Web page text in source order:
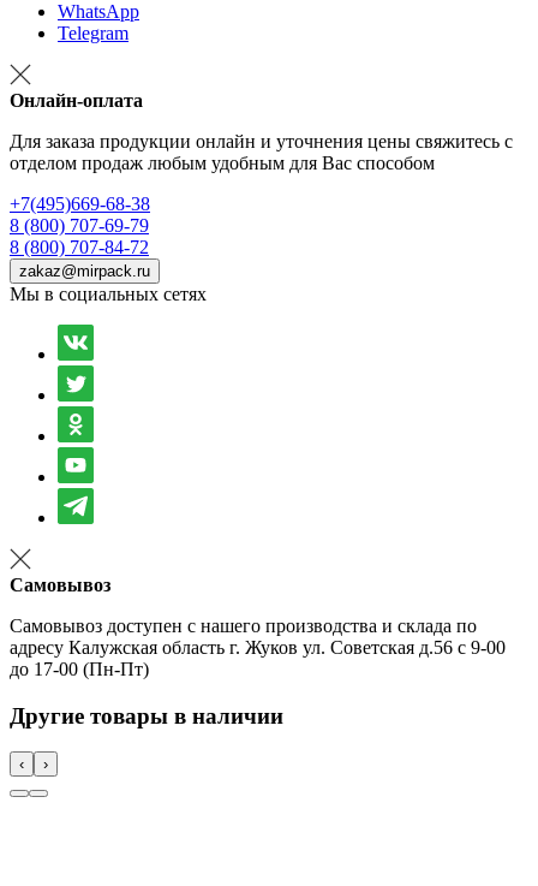
WhatsApp
Telegram
Онлайн-оплата
Для заказа продукции онлайн и уточнения цены свяжитесь с
отделом продаж любым удобным для Вас способом
+7(495)669-68-38
8 (800) 707-69-79
8 (800) 707-84-72
zakaz@mirpack.ru
Мы в социальных сетях
Самовывоз
Самовывоз доступен с нашего производства и склада по
адресу Калужская область г. Жуков ул. Советская д.56 с 9-00
до 17-00 (Пн-Пт)
Другие товары в наличии
‹ ›